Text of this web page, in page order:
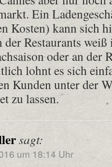
Ein
Kosten) kann sich
der Restaurants
oder an der
lohnt es sich
Kunden unter der
zu lassen.
sagt:
um 18:14 Uhr